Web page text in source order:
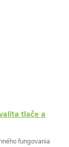
tlače a
fungovania